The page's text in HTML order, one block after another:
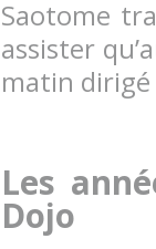
Saotome
assister
matin dirigé
Les
Dojo